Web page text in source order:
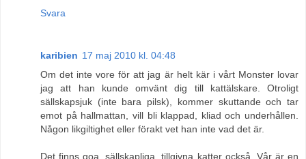
Svara
karibien 17 maj 2010 kl. 04:48
Om det inte vore för att jag är helt kär i vårt Monster lovar
jag att han kunde omvänt dig till kattälskare. Otroligt
sällskapsjuk (inte bara pilsk), kommer skuttande och tar
emot på hallmattan, vill bli klappad, kliad och underhållen.
Någon likgiltighet eller förakt vet han inte vad det är.
Det finns goa, sällskapliga, tillgivna katter också. Vår är en